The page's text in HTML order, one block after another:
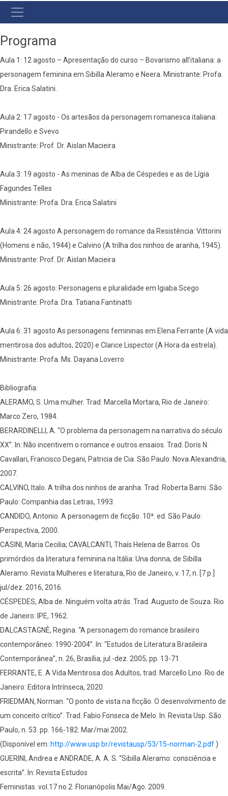
MENU
PRIMÁRIO
Programa
Aula 1: 12 agosto – Apresentação do curso – Bovarismo all’italiana: a
personagem feminina em Sibilla Aleramo e Neera. Ministrante: Profa.
Dra. Erica Salatini.
Aula 2: 17 agosto - Os artesãos da personagem romanesca italiana:
Pirandello e Svevo
Ministrante: Prof. Dr. Aislan Macieira
Aula 3: 19 agosto - As meninas de Alba de Céspedes e as de Lígia
Fagundes Telles
Ministrante: Profa. Dra. Erica Salatini
Aula 4: 24 agosto A personagem do romance da Resistência: Vittorini
(Homens e não, 1944) e Calvino (A trilha dos ninhos de aranha, 1945).
Ministrante: Prof. Dr. Aislan Macieira
Aula 5: 26 agosto: Personagens e pluralidade em Igiaba Scego
Ministrante: Profa. Dra. Tatiana Fantinatti
Aula 6: 31 agosto As personagens femininas em Elena Ferrante (A vida
mentirosa dos adultos, 2020) e Clarice Lispector (A Hora da estrela).
Ministrante: Profa. Ms. Dayana Loverro
Bibliografia:
ALERAMO, S. Uma mulher. Trad. Marcella Mortara, Rio de Janeiro:
Marco Zero, 1984.
BERARDINELLI, A. “O problema da personagem na narrativa do século
XX”. In: Não incentivem o romance e outros ensaios. Trad. Doris N.
Cavallari, Francisco Degani, Patricia de Cia. São Paulo: Nova Alexandria,
2007.
CALVINO, Italo. A trilha dos ninhos de aranha. Trad. Roberta Barni. São
Paulo: Companhia das Letras, 1993.
CANDIDO, Antonio. A personagem de ficção. 10ª. ed. São Paulo:
Perspectiva, 2000.
CASINI, Maria Cecilia; CAVALCANTI, Thaís Helena de Barros. Os
primórdios da literatura feminina na Itália: Una donna, de Sibilla
Aleramo. Revista Mulheres e literatura, Rio de Janeiro, v. 17, n. [7 p.]
jul/dez. 2016, 2016.
CÉSPEDES, Alba de. Ninguém volta atrás. Trad. Augusto de Souza. Rio
de Janeiro: IPE, 1962.
DALCASTAGNÈ, Regina. “A personagem do romance brasileiro
contemporâneo: 1990-2004”. In: “Estudos de Literatura Brasileira
Contemporânea”, n. 26, Brasília, jul.-dez. 2005, pp. 13-71.
FERRANTE, E. A Vida Mentirosa dos Adultos, trad. Marcello Lino. Rio de
Janeiro: Editora Intrínseca, 2020.
FRIEDMAN, Norman. “O ponto de vista na ficção. O desenvolvimento de
um conceito crítico”. Trad. Fabio Fonseca de Melo. In: Revista Usp. São
Paulo, n. 53. pp. 166-182. Mar/mai 2002.
(Disponível em: http://www.usp.br/revistausp/53/15-norman-2.pdf )
GUERINI, Andrea e ANDRADE, A. A. S. “Sibilla Aleramo: consciência e
escrita”. In: Revista Estudos
Feministas. vol.17 no.2. Florianópolis Mai/Ago. 2009.